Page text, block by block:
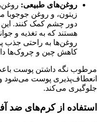
روغن‌های طبیعی:
زیتون، و روغن جوجوبا
هستند که به تغذیه و
روغن‌ها به راحتی جذب
کاهش چین و چروک‌ها
مرطوب نگه داشتن پوست
انعطاف‌پذیری پوست می‌شود
جلوگیری می‌کند.
استفاده از کرم‌های ضد